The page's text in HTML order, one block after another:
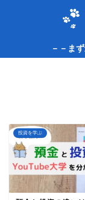
－－ま
投資を学ぶ